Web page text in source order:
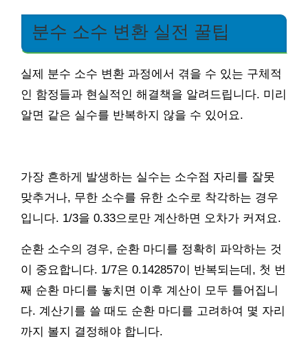
분수 소수 변환 실전 꿀팁
실제 분수 소수 변환 과정에서 겪을 수 있는 구체적
인 함정들과 현실적인 해결책을 알려드립니다. 미리
알면 같은 실수를 반복하지 않을 수 있어요.
가장 흔하게 발생하는 실수는 소수점 자리를 잘못
맞추거나, 무한 소수를 유한 소수로 착각하는 경우
입니다. 1/3을 0.33으로만 계산하면 오차가 커져요.
순환 소수의 경우, 순환 마디를 정확히 파악하는 것
이 중요합니다. 1/7은 0.142857이 반복되는데, 첫 번
째 순환 마디를 놓치면 이후 계산이 모두 틀어집니
다. 계산기를 쓸 때도 순환 마디를 고려하여 몇 자리
까지 볼지 결정해야 합니다.